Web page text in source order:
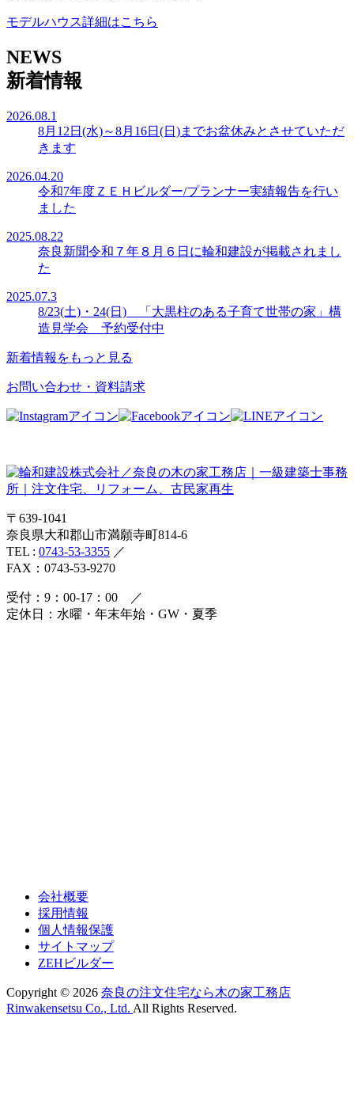
モデルハウス詳細はこちら
NEWS
新着情報
2026.08.1
8月12日(水)～8月16日(日)までお盆休みとさせていただ
きます
2026.04.20
令和7年度ＺＥＨビルダー/プランナー実績報告を行い
ました
2025.08.22
奈良新聞令和７年８月６日に輪和建設が掲載されまし
た
2025.07.3
8/23(土)・24(日) 「大黒柱のある子育て世帯の家」構
造見学会 予約受付中
新着情報をもっと見る
お問い合わせ・資料請求
〒639-1041
奈良県大和郡山市満願寺町814-6
TEL : 0743-53-3355 ／
FAX：0743-53-9270
受付：9：00-17：00 ／
定休日：水曜・年末年始・GW・夏季
会社概要
採用情報
個人情報保護
サイトマップ
ZEHビルダー
Copyright © 2026 奈良の注文住宅なら木の家工務店
Rinwakensetsu Co., Ltd. All Rights Reserved.